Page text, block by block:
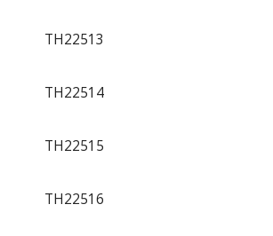
TH22513
TH22514
TH22515
TH22516